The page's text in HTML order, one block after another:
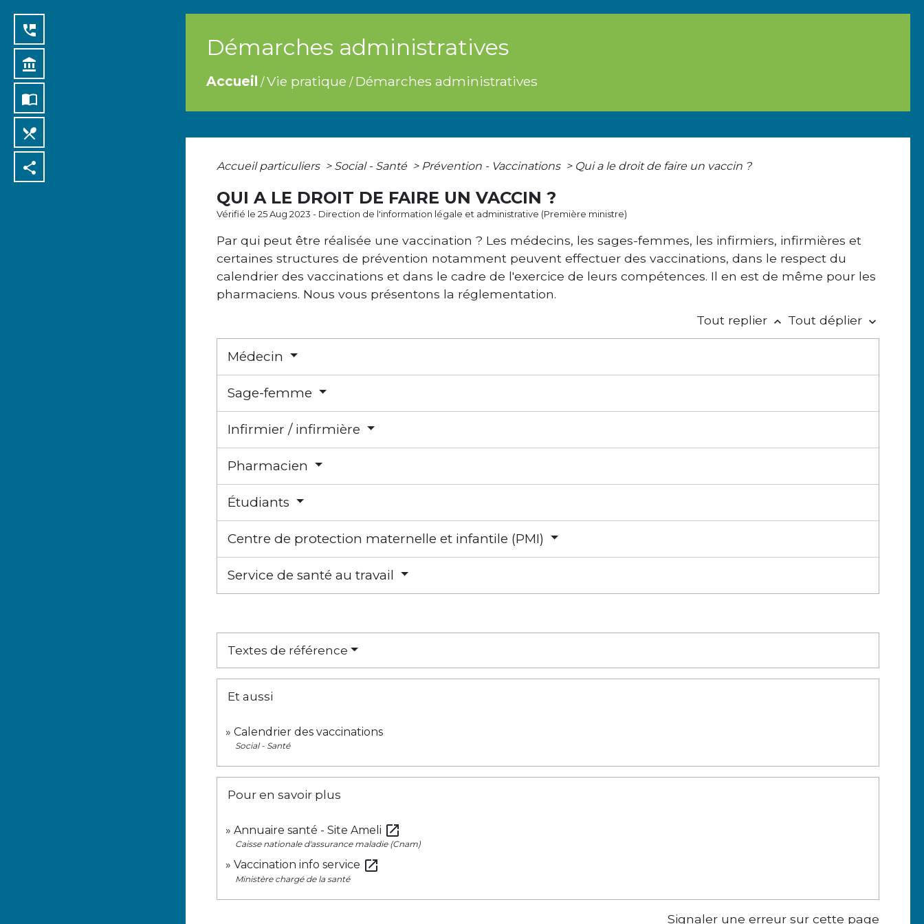
Démarches administratives
Accueil /Vie pratique / Démarches administratives
perm_phone_msg
account_balance
import_contacts
local_dining
share Accueil particuliers > Social - Santé > Prévention - Vaccinations > Qui a le droit de faire un vaccin ?
QUI A LE DROIT DE FAIRE UN VACCIN ?
Vérifié le 25 Aug 2023 - Direction de l'information légale et administrative (Première ministre)
Par qui peut être réalisée une vaccination ? Les médecins, les sages-femmes, les infirmiers, infirmières et
certaines structures de prévention notamment peuvent effectuer des vaccinations, dans le respect du
calendrier des vaccinations et dans le cadre de l'exercice de leurs compétences. Il en est de même pour les
pharmaciens. Nous vous présentons la réglementation.
Tout replier keyboard_arrow_up Tout déplier keyboard_arrow_down
Médecin
Sage-femme
Infirmier / infirmière
Pharmacien
Étudiants
Centre de protection maternelle et infantile (PMI)
Service de santé au travail
Textes de référence
Et aussi
Calendrier des vaccinations
Social - Santé
Pour en savoir plus
Annuaire santé - Site Ameli open_in_new
Caisse nationale d'assurance maladie (Cnam)
Vaccination info service open_in_new
Ministère chargé de la santé
Signaler une erreur sur cette page